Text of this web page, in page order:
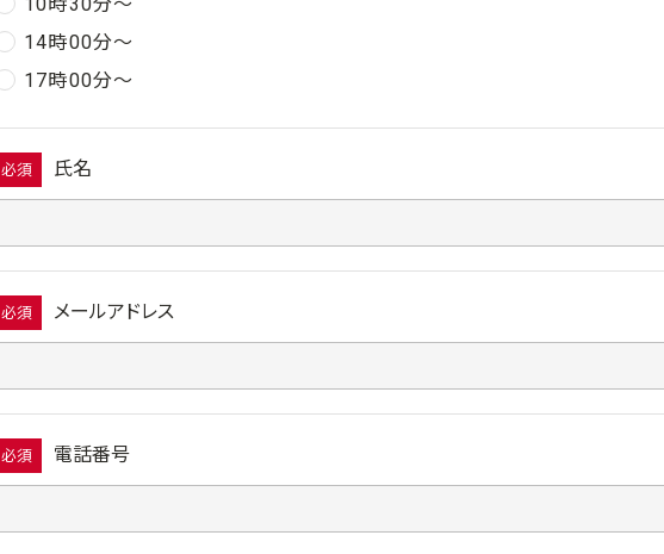
14時00分〜
17時00分〜
必須 氏名
必須 メールアドレス
必須 電話番号